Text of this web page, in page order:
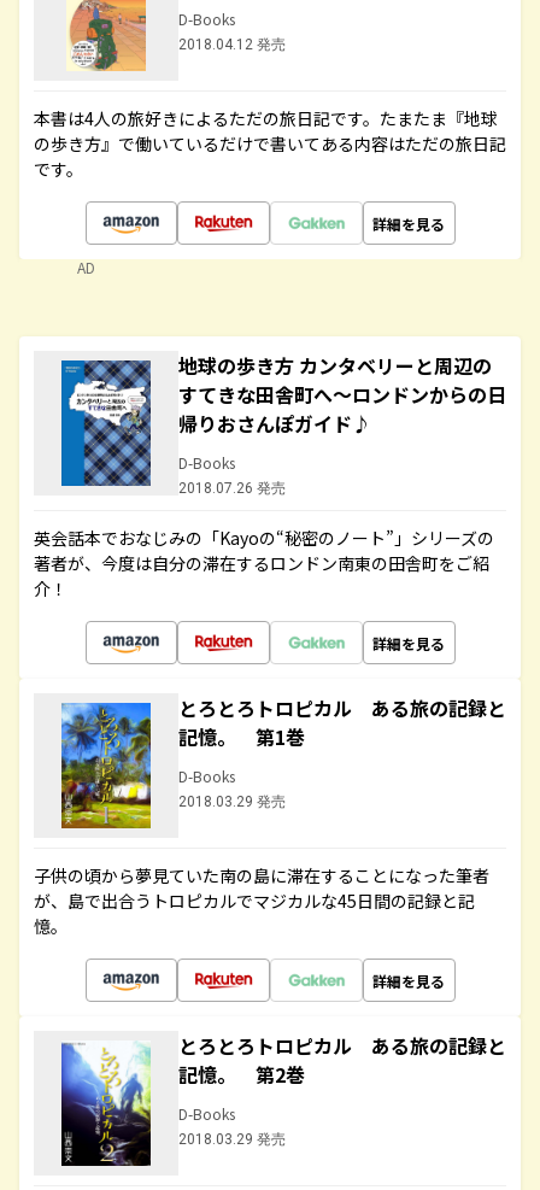
D-Books
2018.04.12 発売
本書は4人の旅好きによるただの旅日記です。たまたま『地球
の歩き方』で働いているだけで書いてある内容はただの旅日記
です。
詳細を見る
AD
地球の歩き方 カンタベリーと周辺の
すてきな田舎町へ～ロンドンからの日
帰りおさんぽガイド♪
D-Books
2018.07.26 発売
英会話本でおなじみの「Kayoの“秘密のノート”」シリーズの
著者が、今度は自分の滞在するロンドン南東の田舎町をご紹
介！
詳細を見る
とろとろトロピカル ある旅の記録と
記憶。 第1巻
D-Books
2018.03.29 発売
子供の頃から夢見ていた南の島に滞在することになった筆者
が、島で出合うトロピカルでマジカルな45日間の記録と記
憶。
詳細を見る
とろとろトロピカル ある旅の記録と
記憶。 第2巻
D-Books
2018.03.29 発売